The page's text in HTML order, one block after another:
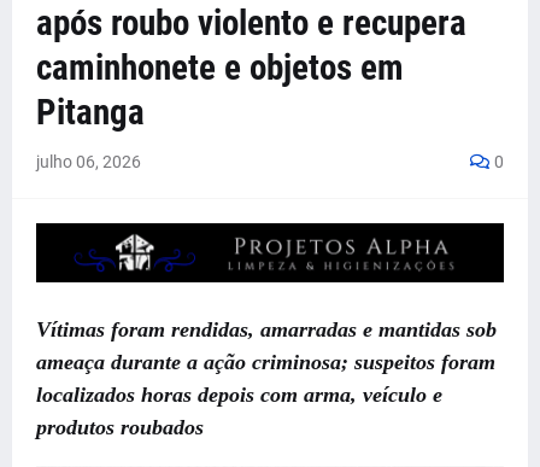
após roubo violento e recupera
caminhonete e objetos em
Pitanga
julho 06, 2026 0
Vítimas foram rendidas, amarradas e mantidas sob
ameaça durante a ação criminosa; suspeitos foram
localizados horas depois com arma, veículo e
produtos roubados